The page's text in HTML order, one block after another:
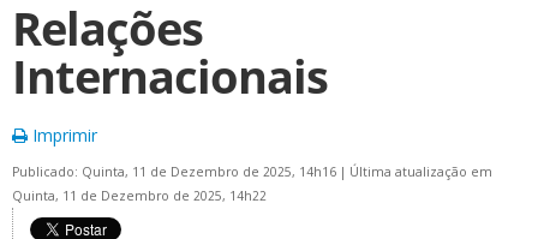
Relações
Internacionais
Imprimir
Publicado: Quinta, 11 de Dezembro de 2025, 14h16 | Última atualização em
Quinta, 11 de Dezembro de 2025, 14h22